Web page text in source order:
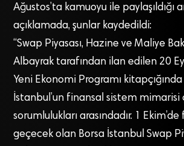
Ağustos’ta kamuoyu ile paylaşıldığı
açıklamada, şunlar kaydedildi:
“Swap Piyasası, Hazine ve Maliye
Albayrak tarafından ilan edilen 20
Yeni Ekonomi Programı
İstanbul’un finansal sistem mimarisi
sorumlulukları arasındadır. 1
geçecek olan Borsa İstanbul Swap